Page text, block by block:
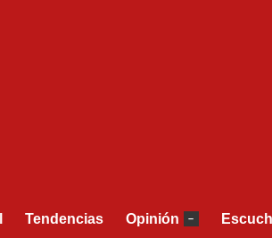
Tendencias Opinión –